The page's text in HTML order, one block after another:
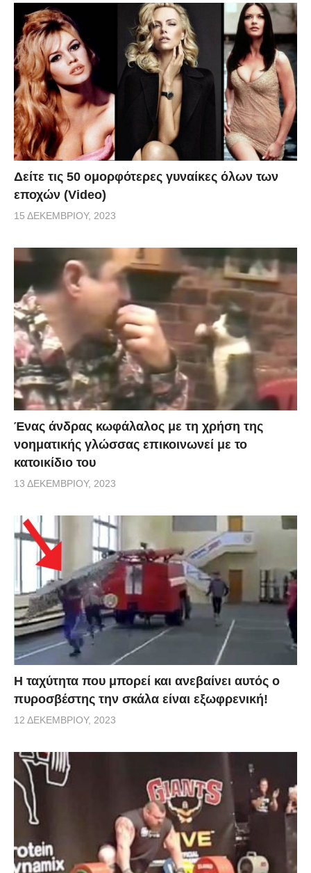
Δείτε τις 50 ομορφότερες γυναίκες όλων των
εποχών (Video)
15 ΔΕΚΕΜΒΡΊΟΥ, 2023
Ένας άνδρας κωφάλαλος με τη χρήση της
νοηματικής γλώσσας επικοινωνεί με το
κατοικίδιο του
13 ΔΕΚΕΜΒΡΊΟΥ, 2023
Η ταχύτητα που μπορεί και ανεβαίνει αυτός ο
πυροσβέστης την σκάλα είναι εξωφρενική!
12 ΔΕΚΕΜΒΡΊΟΥ, 2023